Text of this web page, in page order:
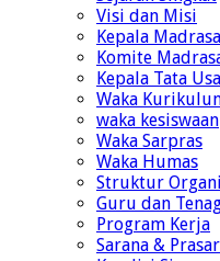
Visi dan Misi
Kepala
Komite
Kepala Tata
Waka
waka kesiswaan
Waka Sarpras
Waka Humas
Struktur
Guru dan
Program Kerja
Sarana &